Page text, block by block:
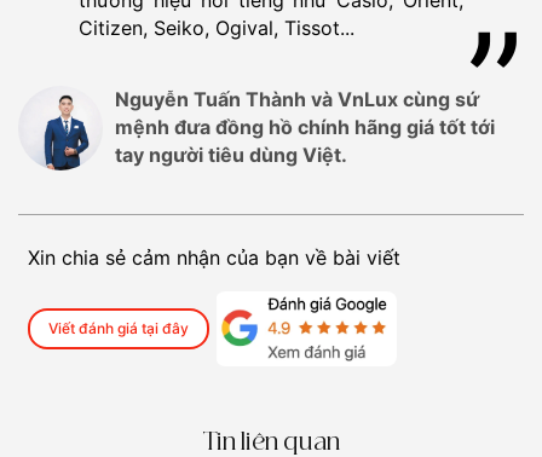
Citizen, Seiko, Ogival, Tissot...
Nguyễn Tuấn Thành và VnLux cùng sứ
mệnh đưa đồng hồ chính hãng giá tốt tới
tay người tiêu dùng Việt.
Xin chia sẻ cảm nhận của bạn về bài viết
Viết đánh giá tại đây
Tin liên quan